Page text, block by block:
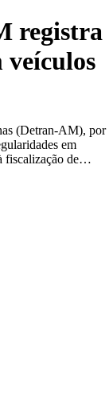
registra
veículos
(Detran-AM), por
em
fiscalização de…